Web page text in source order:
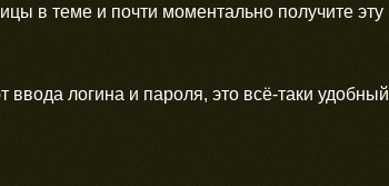
в теме и почти моментально получите эту
ввода логина и пароля, это всё-таки удобный